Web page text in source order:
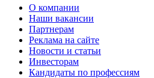
О компании
Наши вакансии
Партнерам
Реклама на сайте
Новости и статьи
Инвесторам
Кандидаты по профессиям